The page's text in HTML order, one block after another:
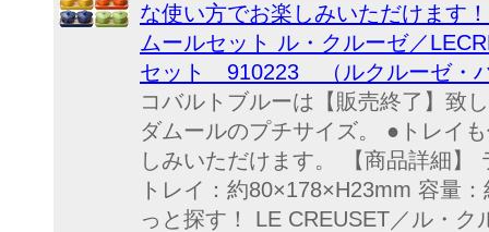
な使い方でお楽しみいただけます
ムールセット ル・クルーゼ／
セット 910223 （ルクルーゼ・
コバルトブルーは【販売終了】致
ダムールのプチサイズ。 ●トレイ
しみいただけます。 【商品詳細】
トレイ：約80×178×H23mm 容量
っと探す！ LE CREUSET／ル・